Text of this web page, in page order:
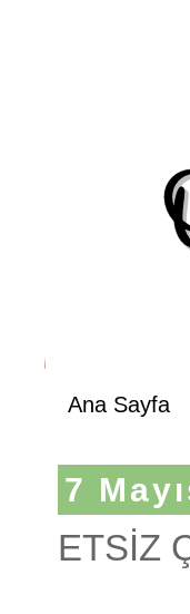
Ana Sayfa
7
ETSİZ